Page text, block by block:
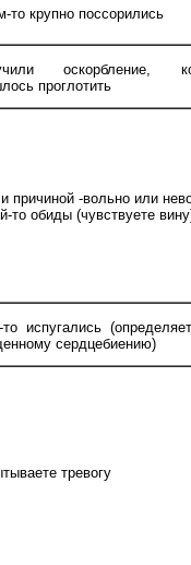
то крупно поссорились
оскорбление,
проглотить
причиной -вольно или
то обиды (чувствуете
то испугались
сердцебиению)
тревогу